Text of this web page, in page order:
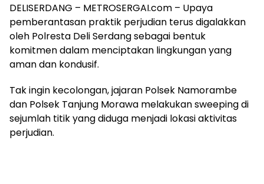
DELISERDANG – METROSERGAI.com – Upaya
pemberantasan praktik perjudian terus digalakkan
oleh Polresta Deli Serdang sebagai bentuk
komitmen dalam menciptakan lingkungan yang
aman dan kondusif.
Tak ingin kecolongan, jajaran Polsek Namorambe
dan Polsek Tanjung Morawa melakukan sweeping di
sejumlah titik yang diduga menjadi lokasi aktivitas
perjudian.